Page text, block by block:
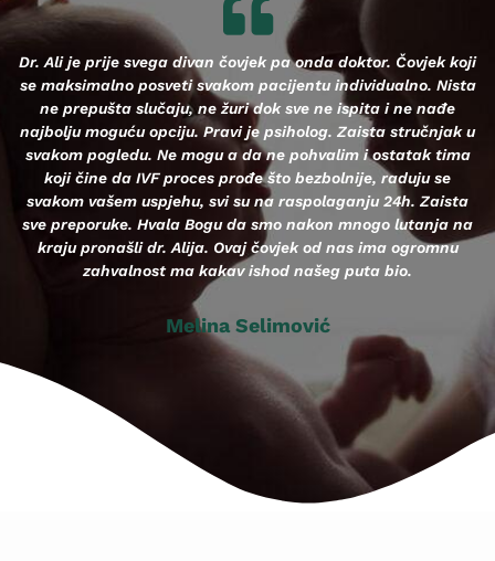
Dr. Ali je prije svega divan čovjek pa onda doktor. Čovjek koji
se maksimalno posveti svakom pacijentu individualno. Nista
ne prepušta slučaju, ne žuri dok sve ne ispita i ne nađe
najbolju moguću opciju. Pravi je psiholog. Zaista stručnjak u
svakom pogledu. Ne mogu a da ne pohvalim i ostatak tima
koji čine da IVF proces prođe što bezbolnije, raduju se
svakom vašem uspjehu, svi su na raspolaganju 24h. Zaista
sve preporuke. Hvala Bogu da smo nakon mnogo lutanja na
kraju pronašli dr. Alija. Ovaj čovjek od nas ima ogromnu
zahvalnost ma kakav ishod našeg puta bio.
Melina Selimović